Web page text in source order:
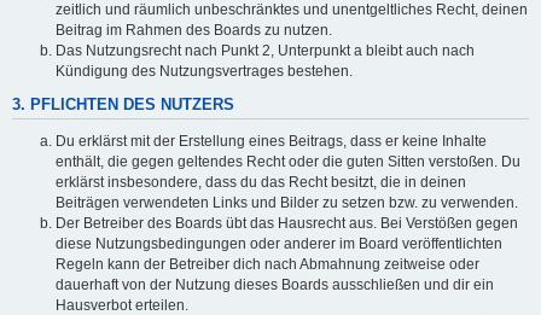
zeitlich und räumlich unbeschränktes und unentgeltliches Recht, deinen
Beitrag im Rahmen des Boards zu nutzen.
Das Nutzungsrecht nach Punkt 2, Unterpunkt a bleibt auch nach
Kündigung des Nutzungsvertrages bestehen.
3. PFLICHTEN DES NUTZERS
Du erklärst mit der Erstellung eines Beitrags, dass er keine Inhalte
enthält, die gegen geltendes Recht oder die guten Sitten verstoßen. Du
erklärst insbesondere, dass du das Recht besitzt, die in deinen
Beiträgen verwendeten Links und Bilder zu setzen bzw. zu verwenden.
Der Betreiber des Boards übt das Hausrecht aus. Bei Verstößen gegen
diese Nutzungsbedingungen oder anderer im Board veröffentlichten
Regeln kann der Betreiber dich nach Abmahnung zeitweise oder
dauerhaft von der Nutzung dieses Boards ausschließen und dir ein
Hausverbot erteilen.